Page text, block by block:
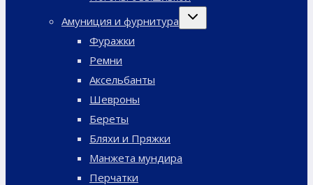
Амуниция и фурнитура
Переключить
дочернее
Фуражки
Ремни
Аксельбанты
Шевроны
Береты
Бляхи и Пряжки
Манжета мундира
Перчатки